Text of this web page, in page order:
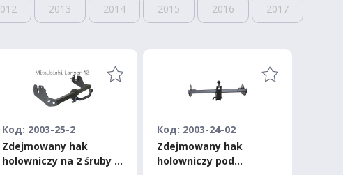
2013 2014 2015 2016 2017
Код: 2003-25-2
Zdejmowany hak
holowniczy na 2 śruby -
Код: 2003-24-02
Zdejmowany hak
holowniczy pod